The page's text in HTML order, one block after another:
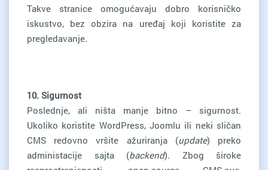
Takve stranice omogućavaju dobro korisničko
iskustvo, bez obzira na uređaj koji koristite za
pregledavanje.
10. Sigurnost
Poslednje, ali ništa manje bitno – sigurnost.
Ukoliko koristite WordPress, Joomlu ili neki sličan
CMS redovno vršite ažuriranja (update) preko
administacije sajta (backend). Zbog široke